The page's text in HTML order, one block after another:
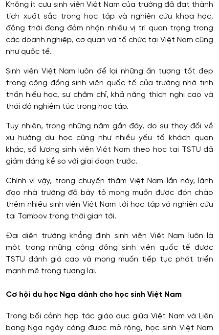
Không ít cựu sinh viên Việt Nam của trường đã đạt thành
tích xuất sắc trong học tập và nghiên cứu khoa học,
đồng thời đang đảm nhận nhiều vị trí quan trọng trong
các doanh nghiệp, cơ quan và tổ chức tại Việt Nam cũng
như quốc tế.
Sinh viên Việt Nam luôn để lại những ấn tượng tốt đẹp
trong cộng đồng sinh viên quốc tế của trường nhờ tinh
thần hiếu học, sự chăm chỉ, khả năng thích nghi cao và
thái độ nghiêm túc trong học tập.
Tuy nhiên, trong những năm gần đây, do sự thay đổi về
xu hướng du học cũng như nhiều yếu tố khách quan
khác, số lượng sinh viên Việt Nam theo học tại TSTU đã
giảm đáng kể so với giai đoạn trước.
Chính vì vậy, trong chuyến thăm Việt Nam lần này, lãnh
đạo nhà trường đã bày tỏ mong muốn được đón chào
thêm nhiều sinh viên Việt Nam tới học tập và nghiên cứu
tại Tambov trong thời gian tới.
Đại diện trường khẳng định sinh viên Việt Nam luôn là
một trong những cộng đồng sinh viên quốc tế được
TSTU đánh giá cao và mong muốn tiếp tục phát triển
mạnh mẽ trong tương lai.
Cơ hội du học Nga dành cho học sinh Việt Nam
Trong bối cảnh hợp tác giáo dục giữa Việt Nam và Liên
bang Nga ngày càng được mở rộng, học sinh Việt Nam